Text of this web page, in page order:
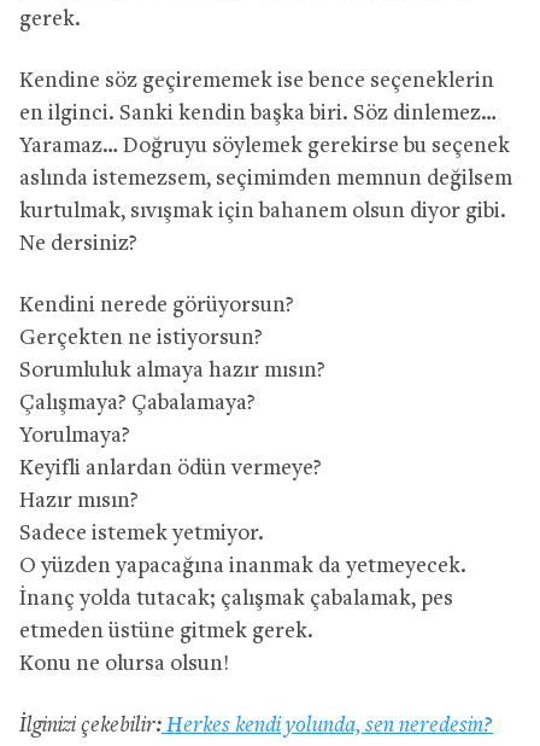
gerek.
Kendine söz geçirememek ise bence seçeneklerin
en ilginci. Sanki kendin başka biri. Söz dinlemez…
Yaramaz… Doğruyu söylemek gerekirse bu seçenek
aslında istemezsem, seçimimden memnun değilsem
kurtulmak, sıvışmak için bahanem olsun diyor gibi.
Ne dersiniz?
Kendini nerede görüyorsun?
Gerçekten ne istiyorsun?
Sorumluluk almaya hazır mısın?
Çalışmaya? Çabalamaya?
Yorulmaya?
Keyifli anlardan ödün vermeye?
Hazır mısın?
Sadece istemek yetmiyor.
O yüzden yapacağına inanmak da yetmeyecek.
İnanç yolda tutacak; çalışmak çabalamak, pes
etmeden üstüne gitmek gerek.
Konu ne olursa olsun!
İlginizi çekebilir: Herkes kendi yolunda, sen neredesin?